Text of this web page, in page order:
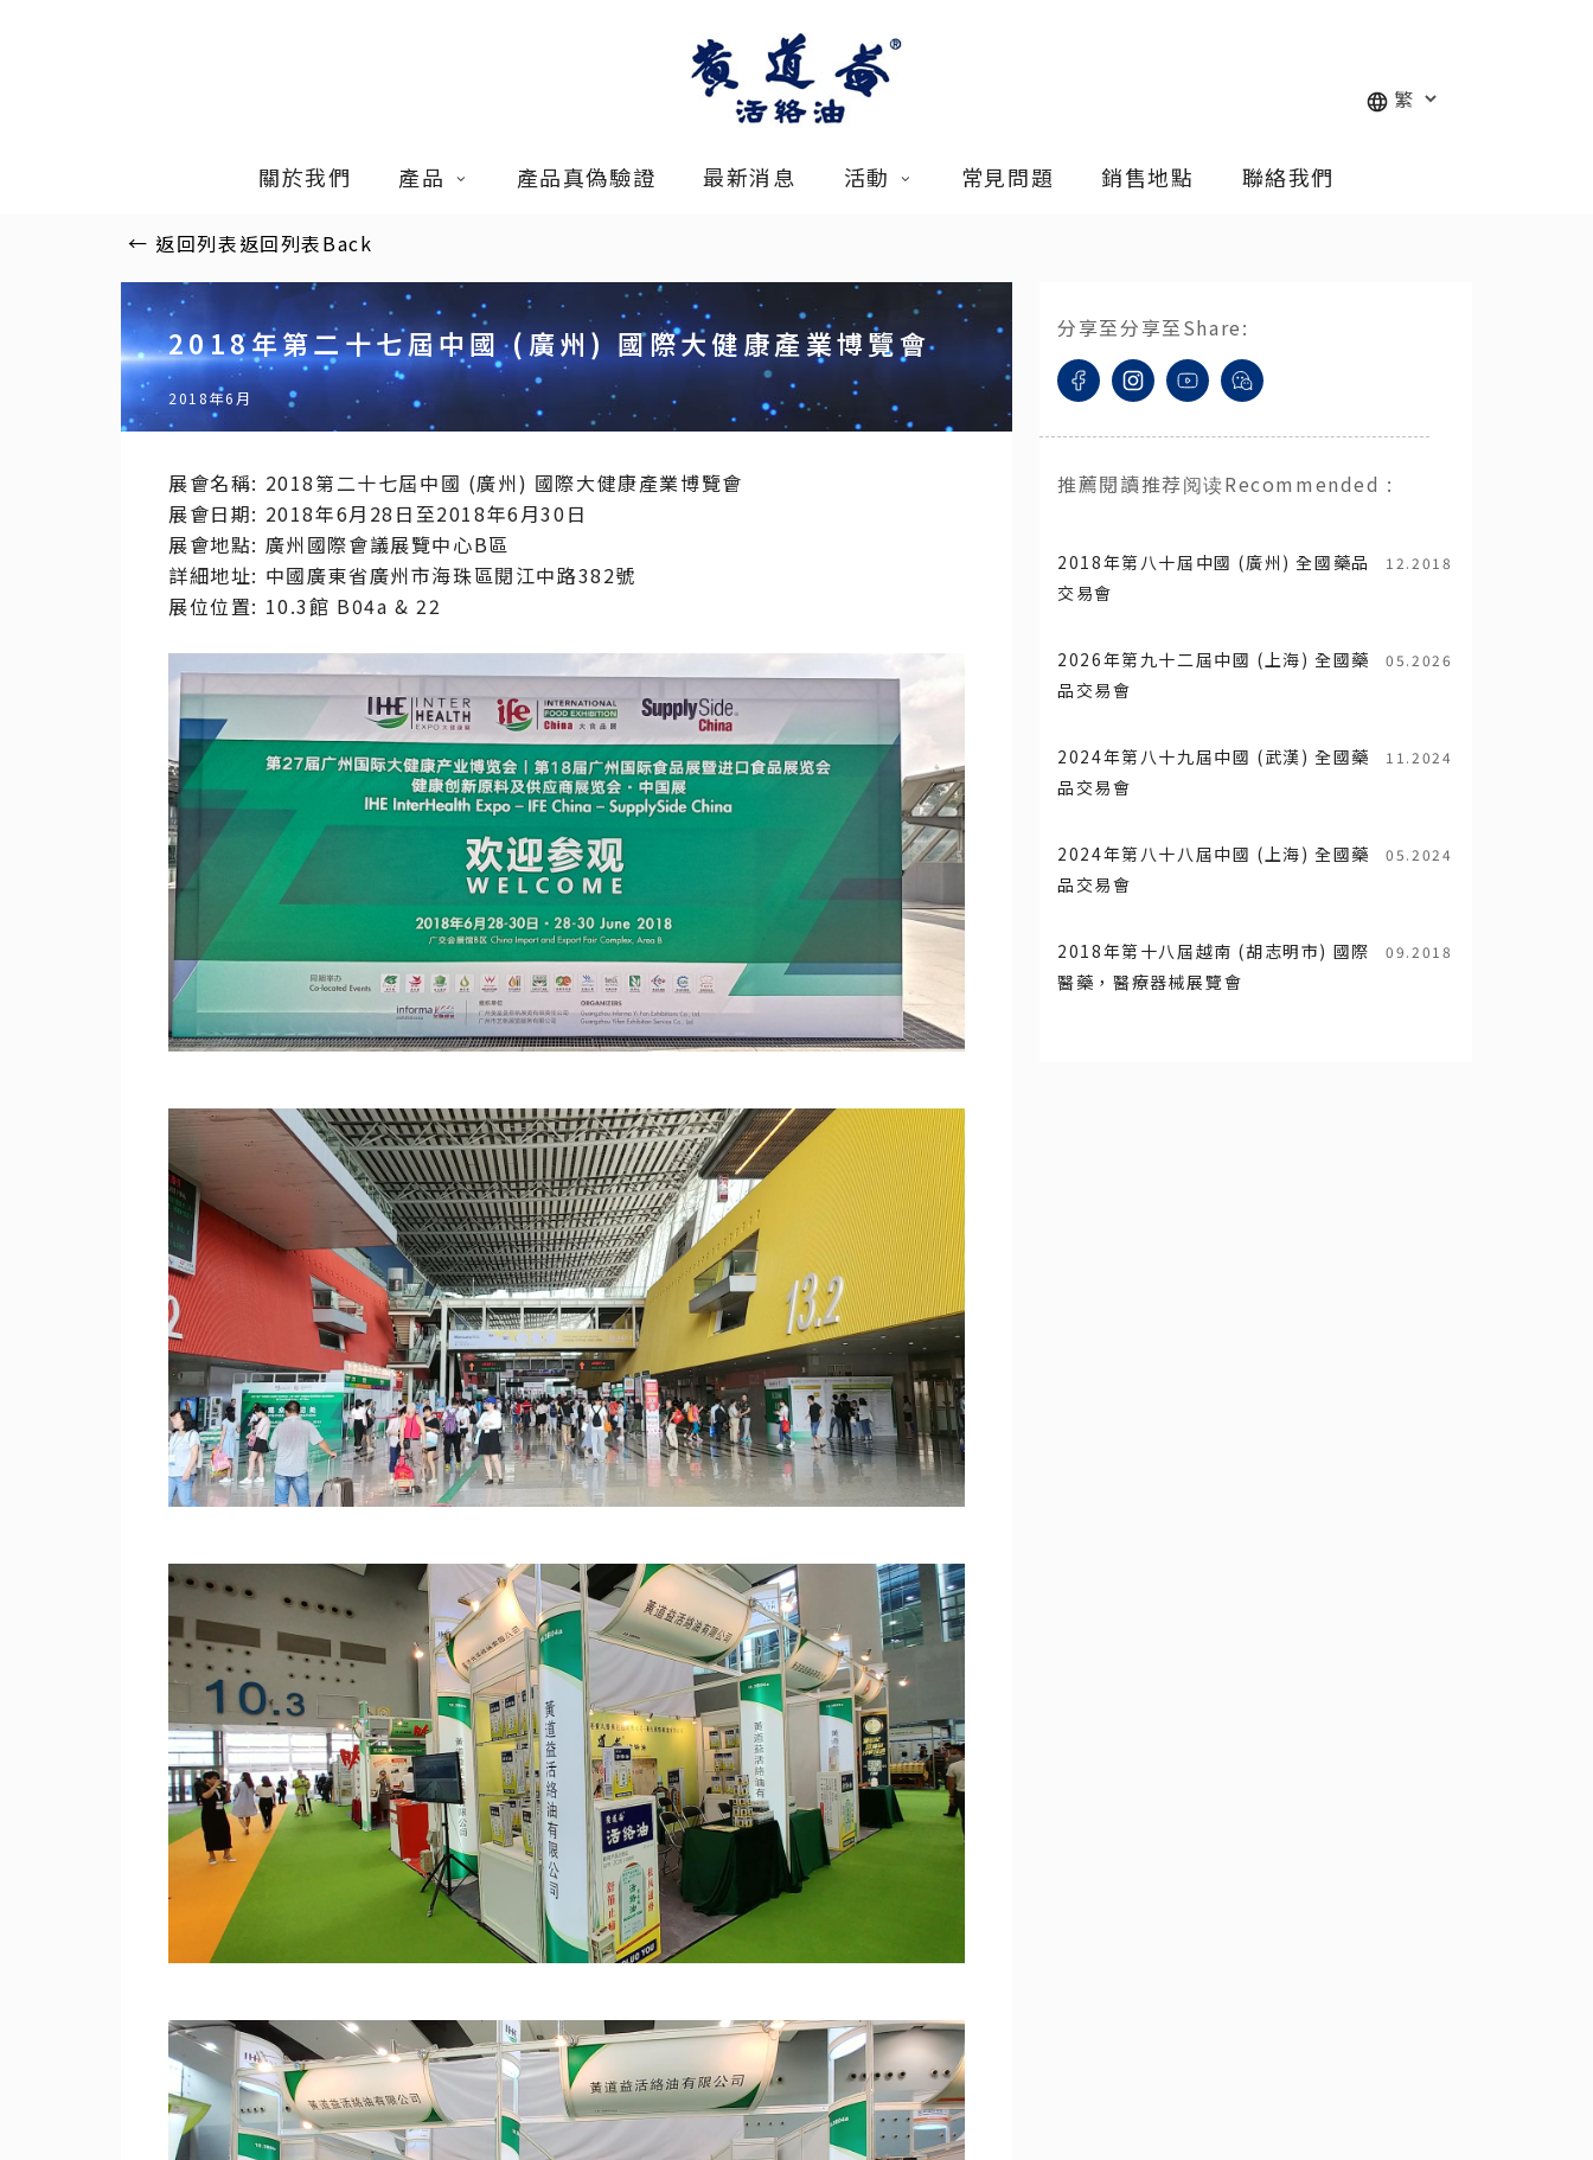
關於我們 產品 產品真偽驗證 最新消息 活動 常見問題 銷售地點 聯絡我們
← 返回列表返回列表Back
2018年第二十七屆中國 (廣州) 國際大健康產業博覽會
2018年6月
展會名稱: 2018第二十七屆中國 (廣州) 國際大健康產業博覽會
展會日期: 2018年6月28日至2018年6月30日
展會地點: 廣州國際會議展覽中心B區
詳細地址: 中國廣東省廣州市海珠區閱江中路382號
展位位置: 10.3館 B04a & 22
分享至分享至Share:
推薦閱讀推荐阅读Recommended :
2018年第八十屆中國 (廣州) 全國藥品
交易會
12.2018
2026年第九十二屆中國 (上海) 全國藥
品交易會
05.2026
2024年第八十九屆中國 (武漢) 全國藥
品交易會
11.2024
2024年第八十八屆中國 (上海) 全國藥
品交易會
05.2024
2018年第十八屆越南 (胡志明市) 國際
醫藥，醫療器械展覽會
09.2018